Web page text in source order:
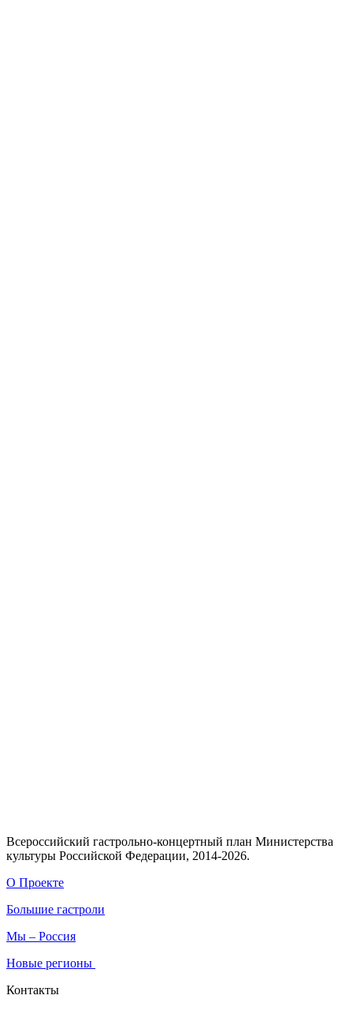
Всероссийский гастрольно-концертный план Министерства
культуры Российской Федерации, 2014-2026.
О Проекте
Большие гастроли
Мы – Россия
Новые регионы
Контакты